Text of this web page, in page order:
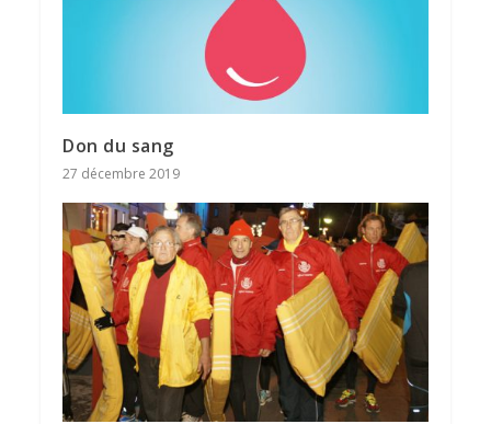
Don du sang
27 décembre 2019